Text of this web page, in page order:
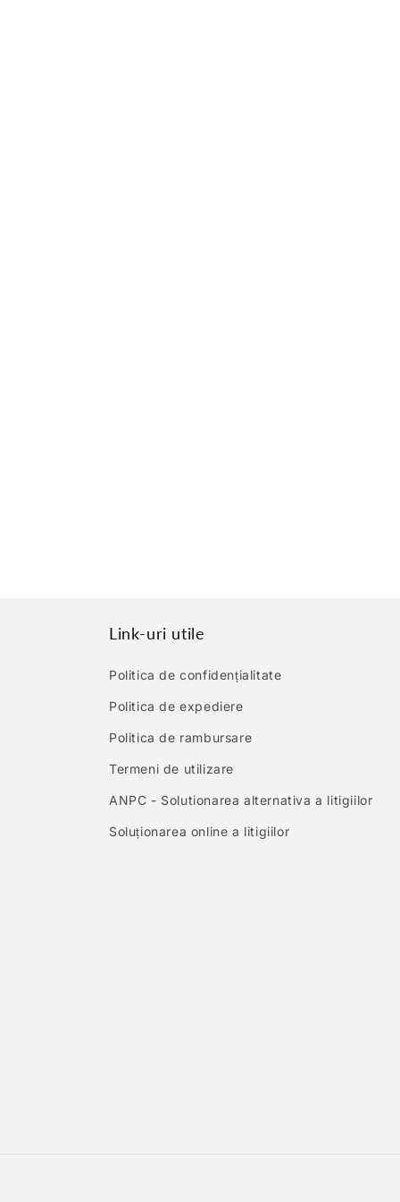
Link-uri utile
Politica de confidențialitate
Politica de expediere
Politica de rambursare
Termeni de utilizare
ANPC - Solutionarea alternativa a litigiilor
Soluționarea online a litigiilor